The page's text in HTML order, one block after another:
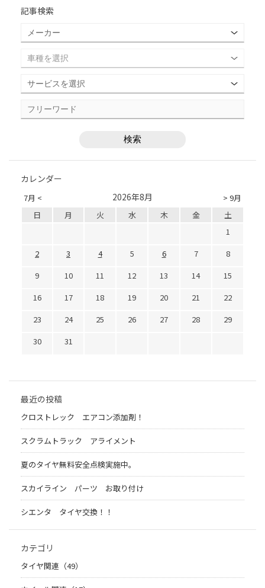
記事検索
カレンダー
7月 < > 9月
2026年8月
日 月 火 水 木 金
土
1
2
3 4 5 6 7
8
9
10 11 12 13 14
15
16
17 18 19 20 21
22
23
24 25 26 27 28
29
30
31
最近の投稿
クロストレック エアコン添加剤！
スクラムトラック アライメント
夏のタイヤ無料安全点検実施中。
スカイライン パーツ お取り付け
シエンタ タイヤ交換！！
カテゴリ
タイヤ関連（49）